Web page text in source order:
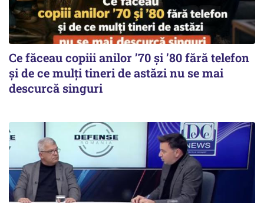
Ce făceau copiii anilor ’70 și ’80 fără telefon
și de ce mulți tineri de astăzi nu se mai
descurcă singuri